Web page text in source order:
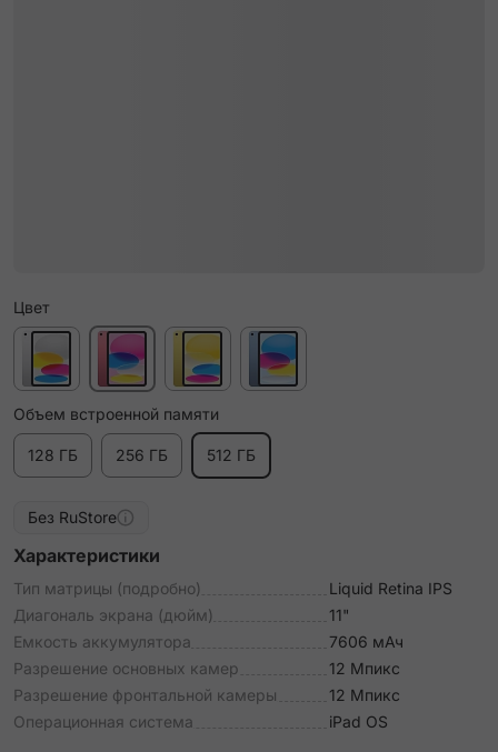
Цвет
Объем встроенной памяти
128 ГБ 256 ГБ 512 ГБ
Без RuStore
Характеристики
Тип матрицы (подробно)
Liquid Retina IPS
Диагональ экрана (дюйм)
11"
Емкость аккумулятора
7606 мАч
Разрешение основных камер
12 Мпикс
Разрешение фронтальной камеры
12 Мпикс
Операционная система
iPad OS